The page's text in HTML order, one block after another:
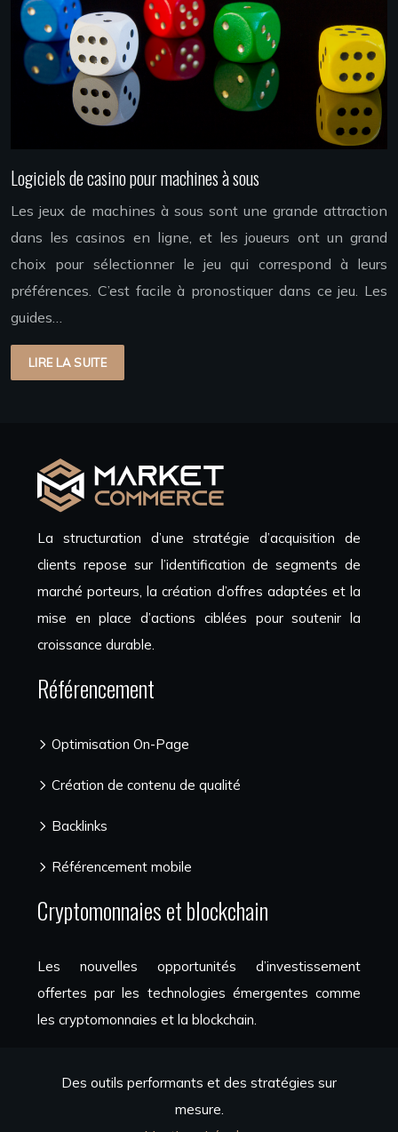
Logiciels de casino pour machines à sous
Les jeux de machines à sous sont une grande attraction
dans les casinos en ligne, et les joueurs ont un grand
choix pour sélectionner le jeu qui correspond à leurs
préférences. C’est facile à pronostiquer dans ce jeu. Les
guides…
LIRE LA SUITE
La structuration d’une stratégie d’acquisition de
clients repose sur l’identification de segments de
marché porteurs, la création d’offres adaptées et la
mise en place d’actions ciblées pour soutenir la
croissance durable.
Référencement
Optimisation On-Page
Création de contenu de qualité
Backlinks
Référencement mobile
Cryptomonnaies et blockchain
Les nouvelles opportunités d’investissement
offertes par les technologies émergentes comme
les cryptomonnaies et la blockchain.
Des outils performants et des stratégies sur
mesure.